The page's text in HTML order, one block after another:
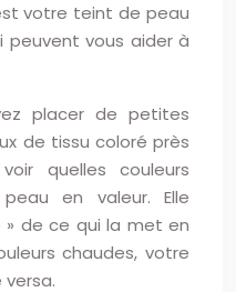
votre teint de peau
peuvent vous aider à
placer de petites
de tissu coloré près
quelles couleurs
en valeur. Elle
de ce qui la met en
chaudes, votre